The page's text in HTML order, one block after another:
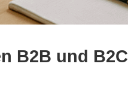
B2B und B2C